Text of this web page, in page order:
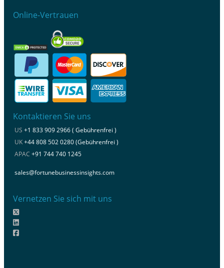
Online-Vertrauen
Kontaktieren Sie uns
US +1 833 909 2966 ( Gebührenfrei )
UK+44 808 502 0280 (Gebührenfrei )
APAC +91 744 740 1245
sales@fortunebusinessinsights.com
Vernetzen Sie sich mit uns